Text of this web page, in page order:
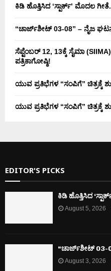
ಕಿಡಿ‌‌ ಹೊತ್ತಿಸಿದ ‘ಸ್ಪಾರ್ಕ್’ ಮೊದಲ‌
“ಚಾರ್ಜ್‌ಶೀಟ್ 03-08” – ನೈಜ
ಸೆಪ್ಟೆಂಬರ್ 12, 13ಕ್ಕೆ ಸೈಮಾ
ಪತ್ರಿಕಾಗೋಷ್ಠಿ!
ಯುವ ಪ್ರತಿಭೆಗಳ “ಸಂಪಿಗೆ” ಚಿತ್ರಕ್ಕೆ
ಯುವ ಪ್ರತಿಭೆಗಳ “ಸಂಪಿಗೆ” ಚಿತ್ರಕ್ಕೆ
EDITOR'S PICKS
ಕಿಡಿ‌‌ ಹೊತ್ತಿಸಿದ
August 5, 2026
“ಚಾರ್ಜ್‌ಶೀಟ್ 03-
August 3, 2026